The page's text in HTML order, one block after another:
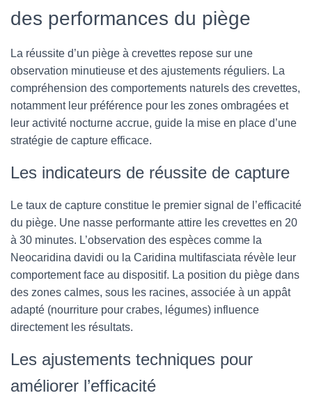
des performances du piège
La réussite d’un piège à crevettes repose sur une
observation minutieuse et des ajustements réguliers. La
compréhension des comportements naturels des crevettes,
notamment leur préférence pour les zones ombragées et
leur activité nocturne accrue, guide la mise en place d’une
stratégie de capture efficace.
Les indicateurs de réussite de capture
Le taux de capture constitue le premier signal de l’efficacité
du piège. Une nasse performante attire les crevettes en 20
à 30 minutes. L’observation des espèces comme la
Neocaridina davidi ou la Caridina multifasciata révèle leur
comportement face au dispositif. La position du piège dans
des zones calmes, sous les racines, associée à un appât
adapté (nourriture pour crabes, légumes) influence
directement les résultats.
Les ajustements techniques pour
améliorer l’efficacité